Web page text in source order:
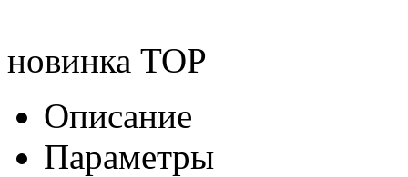
новинка TOP
Описание
Параметры